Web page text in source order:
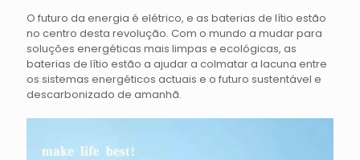
O futuro da energia é elétrico, e as baterias de lítio estão
no centro desta revolução. Com o mundo a mudar para
soluções energéticas mais limpas e ecológicas, as
baterias de lítio estão a ajudar a colmatar a lacuna entre
os sistemas energéticos actuais e o futuro sustentável e
descarbonizado de amanhã.